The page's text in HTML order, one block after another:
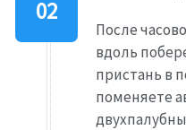
После
вдоль
пристань в
поменяете